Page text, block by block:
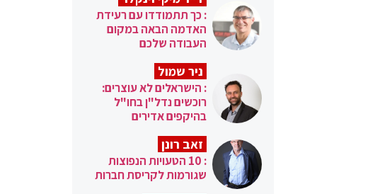
: כך תתמודדו עם רעידת
האדמה הבאה במקום
העבודה שלכם
ניר שמול
: הישראלים לא עוצרים:
רוכשים נדל"ן בחו"ל
בהיקפים אדירים
זאב רונן
: 10 הטעויות הנפוצות
שגורמות לקריסת חברות